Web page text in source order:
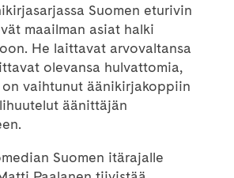
Suomen eturivin
maailman asiat halki
He laittavat arvovaltansa
olevansa hulvattomia,
on vaihtunut äänikirjakoppiin
äänittäjän
Suomen itärajalle